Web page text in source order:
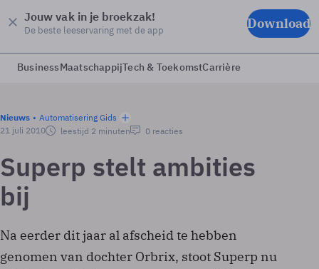
Jouw vak in je broekzak!
De beste leeservaring met de app Download
BusinessMaatschappijTech & ToekomstCarrière
Nieuws
Automatisering Gids
21 juli 2010
leestijd 2 minuten 0 reacties
Superp stelt ambities
bij
Na eerder dit jaar al afscheid te hebben
genomen van dochter Orbrix, stoot Superp nu